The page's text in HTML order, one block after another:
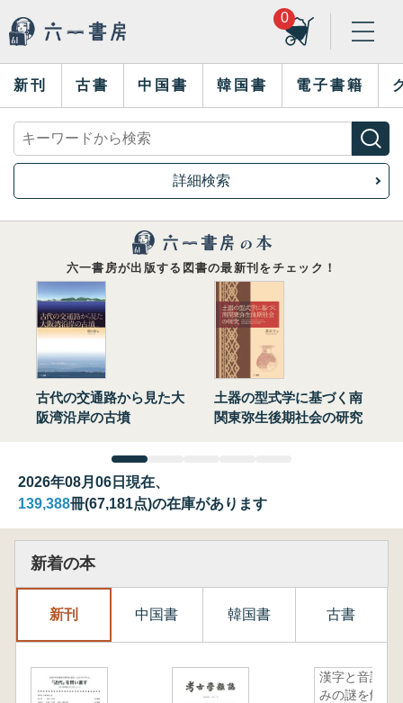
0
新刊 古書 中国書 韓国書 電子書籍
詳細検索
六一書房が出版する図書の最新刊をチェック！
古代の交通路から見た大
阪湾沿岸の古墳
土器の型式学に基づく南
関東弥生後期社会の研究
2026年08月06日現在、
139,388冊(67,181点)の在庫があります
新着の本
新刊 中国書 韓国書 古書
漢字と音読
みの謎を解